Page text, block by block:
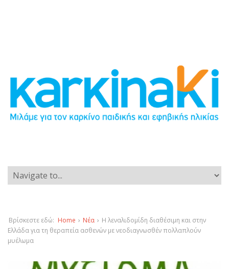
Βρίσκεστε εδώ: Home › Νέα › Η λεναλιδομίδη διαθέσιμη και στην
Ελλάδα για τη θεραπεία ασθενών με νεοδιαγνωσθέν πολλαπλoύν
μυέλωμα